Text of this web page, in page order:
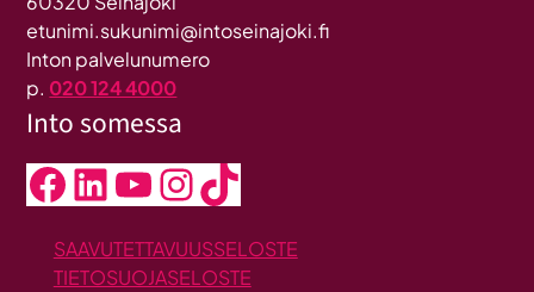
etunimi.sukunimi@intoseinajoki.fi
Inton palvelunumero
p. 020 124 4000
Into somessa
Facebook LinkedIn YouTube InstagramTikTok
SAAVUTETTAVUUSSELOSTE
TIETOSUOJASELOSTE